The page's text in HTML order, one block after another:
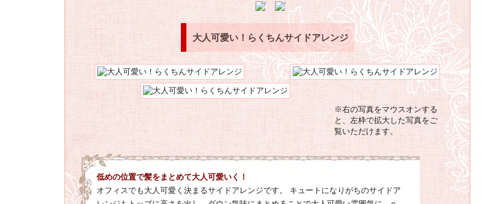
大人可愛い！らくちんサイドアレンジ
※右の写真をマウスオンする
と、左枠で拡大した写真をご
覧いただけます。
低めの位置で髪をまとめて大人可愛いく！
オフィスでも大人可愛く決まるサイドアレンジです。 キュートになりがちのサイドア